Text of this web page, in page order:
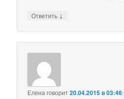
Ответить ↓
Елена говорит20.04.2015 в 03:46: